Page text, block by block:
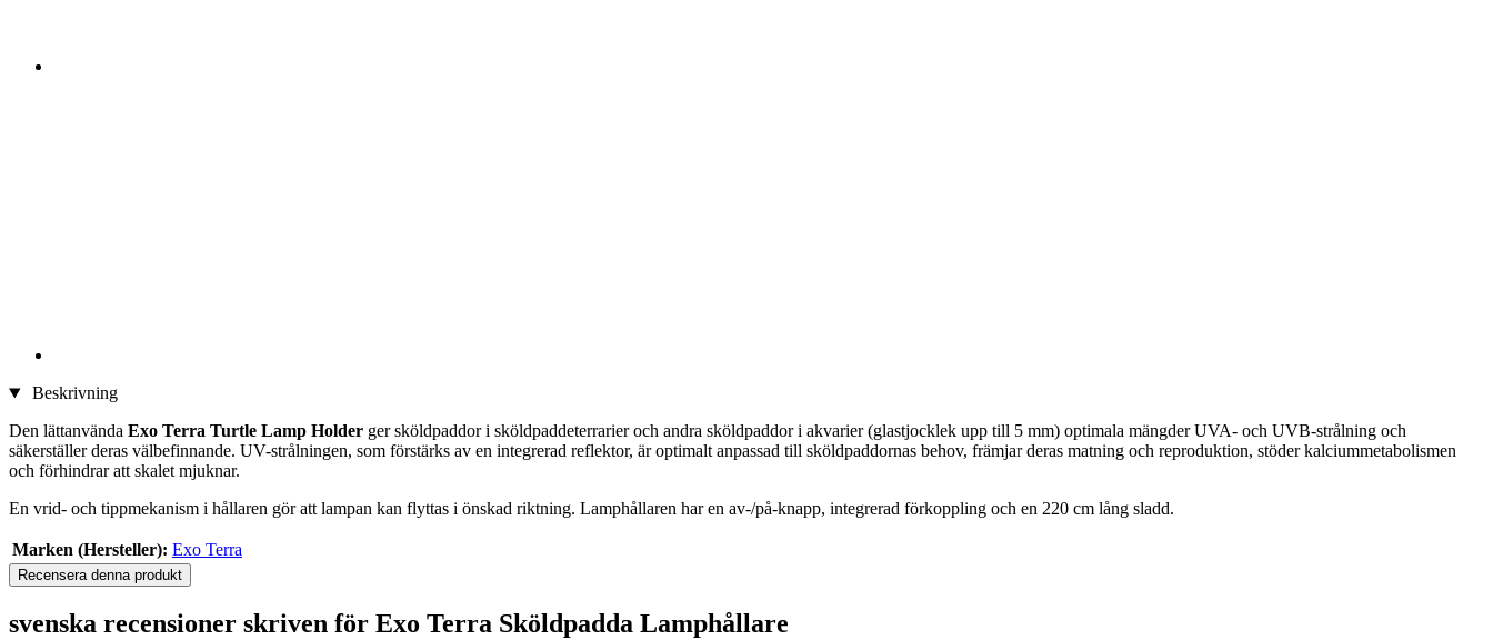
Beskrivning
Den lättanvända Exo Terra Turtle Lamp Holder ger sköldpaddor i sköldpaddeterrarier och andra sköldpaddor i akvarier (glastjocklek upp till 5 mm) optimala mängder UVA- och UVB-strålning och
säkerställer deras välbefinnande. UV-strålningen, som förstärks av en integrerad reflektor, är optimalt anpassad till sköldpaddornas behov, främjar deras matning och reproduktion, stöder kalciummetabolismen
och förhindrar att skalet mjuknar.
En vrid- och tippmekanism i hållaren gör att lampan kan flyttas i önskad riktning. Lamphållaren har en av-/på-knapp, integrerad förkoppling och en 220 cm lång sladd.
Marken (Hersteller): Exo Terra
Recensera denna produkt
svenska recensioner skriven för Exo Terra Sköldpadda Lamphållare